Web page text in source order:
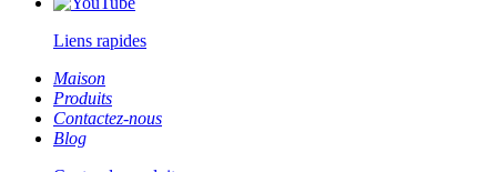
Liens rapides
Maison
Produits
Contactez-nous
Blog